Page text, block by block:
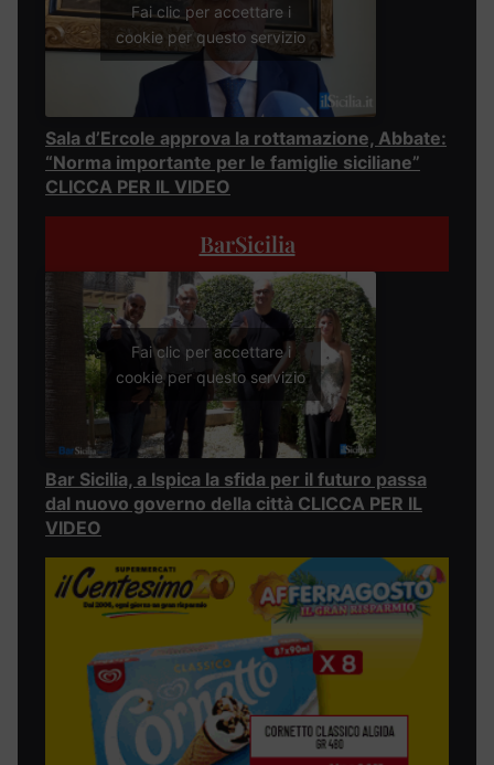
Fai clic per accettare i
cookie per questo servizio
Sala d’Ercole approva la rottamazione, Abbate:
“Norma importante per le famiglie siciliane”
CLICCA PER IL VIDEO
BarSicilia
Fai clic per accettare i
cookie per questo servizio
Bar Sicilia, a Ispica la sfida per il futuro passa
dal nuovo governo della città CLICCA PER IL
VIDEO